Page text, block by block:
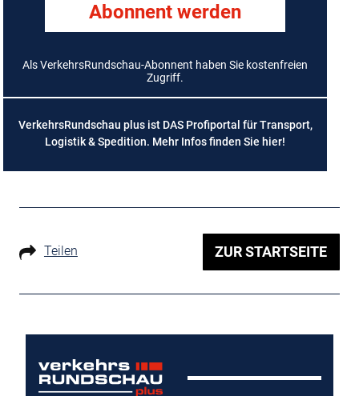
Abonnent werden
Als VerkehrsRundschau-Abonnent haben Sie kostenfreien
Zugriff.
VerkehrsRundschau plus ist DAS Profiportal für Transport,
Logistik & Spedition. Mehr Infos finden Sie hier!
Teilen ZUR STARTSEITE